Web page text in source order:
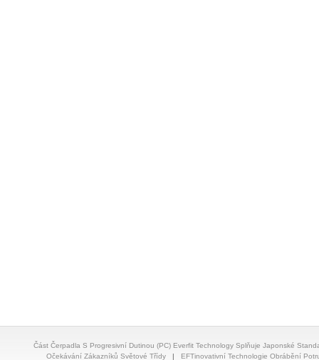
Část Čerpadla S Progresivní Dutinou (PC) Everfit Technology Splňuje Japonské
Očekávání Zákazníků Světové Třídy | EFTinovativní Technologie Obrábění